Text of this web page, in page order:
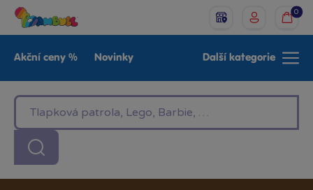
0
Akční ceny % Novinky
LEGO®
Další kategorie